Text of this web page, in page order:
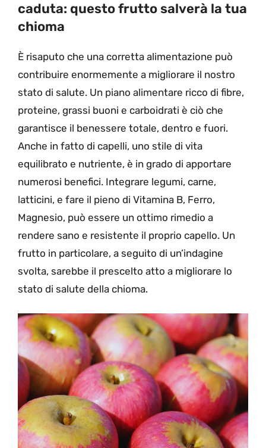
caduta: questo frutto salverà la tua
chioma
È risaputo che una corretta alimentazione può
contribuire enormemente a migliorare il nostro
stato di salute. Un piano alimentare ricco di fibre,
proteine, grassi buoni e carboidrati è ciò che
garantisce il benessere totale, dentro e fuori.
Anche in fatto di capelli, uno stile di vita
equilibrato e nutriente, è in grado di apportare
numerosi benefici. Integrare legumi, carne,
latticini, e fare il pieno di Vitamina B, Ferro,
Magnesio, può essere un ottimo rimedio a
rendere sano e resistente il proprio capello. Un
frutto in particolare, a seguito di un’indagine
svolta, sarebbe il prescelto atto a migliorare lo
stato di salute della chioma.